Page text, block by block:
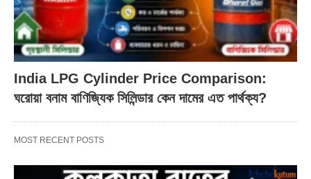
India LPG Cylinder Price Comparison:
ঘরোয়া বনাম বাণিজ্যিক সিলিন্ডার কেন দামের এত পার্থক্য?
MOST RECENT POSTS